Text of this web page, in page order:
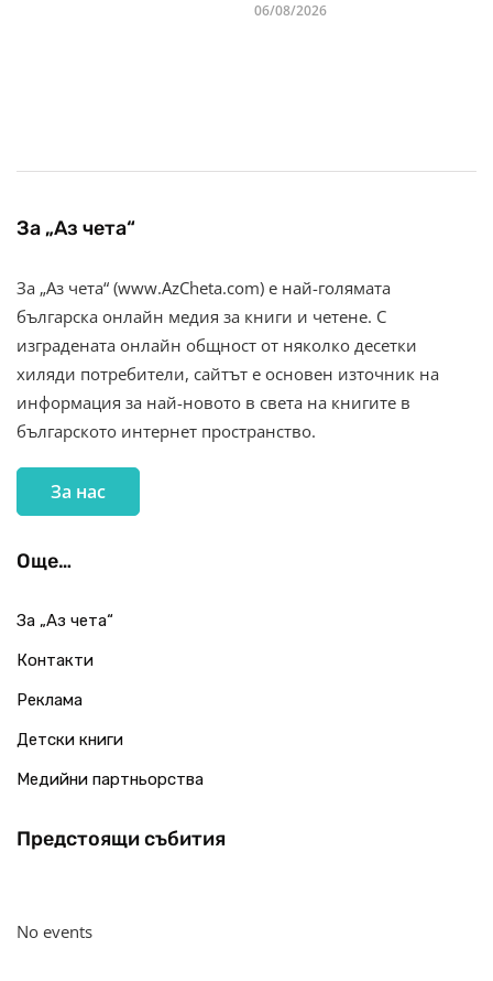
06/08/2026
За „Аз чета“
За „Аз чета“ (www.AzCheta.com) е най-голямата
българска онлайн медия за книги и четене. С
изградената онлайн общност от няколко десетки
хиляди потребители, сайтът е основен източник на
информация за най-новото в света на книгите в
българското интернет пространство.
За нас
Още…
За „Аз чета“
Контакти
Реклама
Детски книги
Медийни партньорства
Предстоящи събития
No events